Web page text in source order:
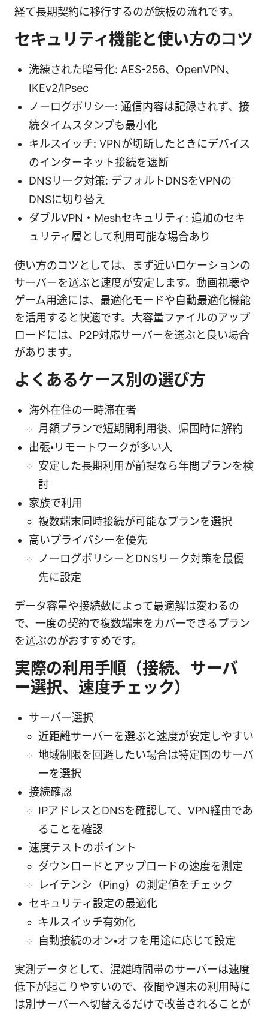
経て長期契約に移行するのが鉄板の流れです。
セキュリティ機能と使い方のコツ
洗練された暗号化: AES-256、OpenVPN、
IKEv2/IPsec
ノーログポリシー: 通信内容は記録されず、接
続タイムスタンプも最小化
キルスイッチ: VPNが切断したときにデバイス
のインターネット接続を遮断
DNSリーク対策: デフォルトDNSをVPNの
DNSに切り替え
ダブルVPN・Meshセキュリティ: 追加のセキ
ュリティ層として利用可能な場合あり
使い方のコツとしては、まず近いロケーションの
サーバーを選ぶと速度が安定します。動画視聴や
ゲーム用途には、最適化モードや自動最適化機能
を活用すると快適です。大容量ファイルのアップ
ロードには、P2P対応サーバーを選ぶと良い場合
があります。
よくあるケース別の選び方
海外在住の一時滞在者
月額プランで短期間利用後、帰国時に解約
出張・リモートワークが多い人
安定した長期利用が前提なら年間プランを検
討
家族で利用
複数端末同時接続が可能なプランを選択
高いプライバシーを優先
ノーログポリシーとDNSリーク対策を最優
先に設定
データ容量や接続数によって最適解は変わるの
で、一度の契約で複数端末をカバーできるプラン
を選ぶのがおすすめです。
実際の利用手順（接続、サーバ
ー選択、速度チェック）
サーバー選択
近距離サーバーを選ぶと速度が安定しやすい
地域制限を回避したい場合は特定国のサーバ
ーを選択
接続確認
IPアドレスとDNSを確認して、VPN経由であ
ることを確認
速度テストのポイント
ダウンロードとアップロードの速度を測定
レイテンシ（Ping）の測定値をチェック
セキュリティ設定の最適化
キルスイッチ有効化
自動接続のオン・オフを用途に応じて設定
実測データとして、混雑時間帯のサーバーは速度
低下が起こりやすいので、夜間や週末の利用時に
は別サーバーへ切替えるだけで改善されることが